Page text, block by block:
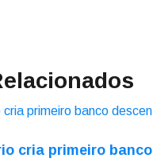
cria primeiro banco